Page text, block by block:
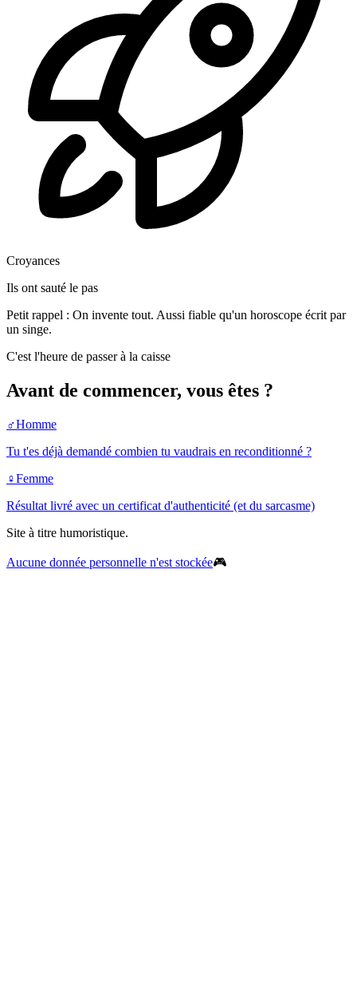
Croyances
Ils ont sauté le pas
Petit rappel : On invente tout. Aussi fiable qu'un horoscope écrit par
un singe.
C'est l'heure de passer à la caisse
Avant de commencer, vous êtes ?
♂️Homme
Tu t'es déjà demandé combien tu vaudrais en reconditionné ?
♀️Femme
Résultat livré avec un certificat d'authenticité (et du sarcasme)
Site à titre humoristique.
Aucune donnée personnelle n'est stockée🎮